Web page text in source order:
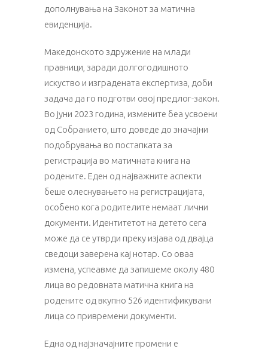
дополнувања на Законот за матична
евиденција.
Македонското здружение на млади
правници, заради долгогодишното
искуство и изградената експертиза, доби
задача да го подготви овој предлог-закон.
Во јуни 2023 година, измените беа усвоени
од Собранието, што доведе до значајни
подобрувања во постапката за
регистрација во матичната книга на
родените. Еден од најважните аспекти
беше олеснувањето на регистрацијата,
особено кога родителите немаат лични
документи. Идентитетот на детето сега
може да се утврди преку изјава од двајца
сведоци заверена кај нотар. Со оваа
измена, успеавме да запишеме околу 480
лица во редовната матична книга на
родените од вкупно 526 идентификувани
лица со привремени документи.
Една од најзначајните промени е